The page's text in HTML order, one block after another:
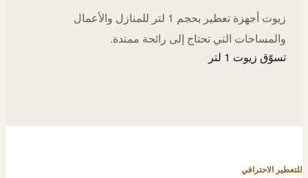
زيوت أجهزة تعطير بحجم 1 لتر للمنازل والأعمال
والمساحات التي تحتاج إلى رائحة ممتدة.
تسوّق زيوت 1 لتر
للتعطير الاحترافي